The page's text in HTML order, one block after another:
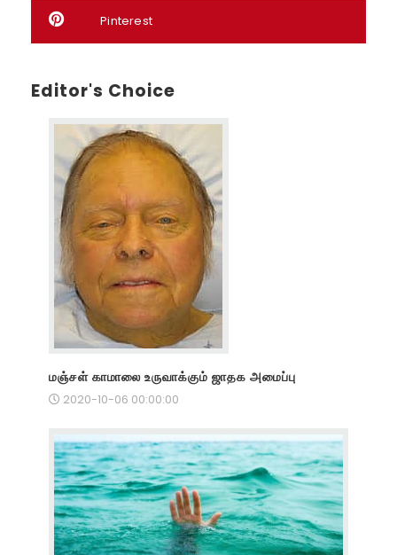
Pinterest
Editor's Choice
மஞ்சள் காமாலை உருவாக்கும் ஜாதக அமைப்பு
2020-10-06 00:00:00